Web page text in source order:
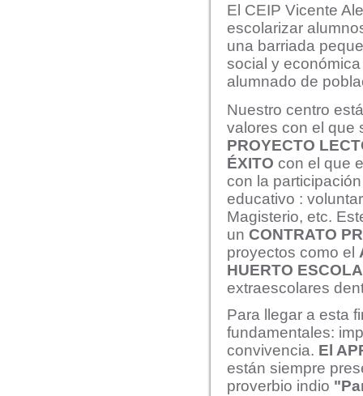
El CEIP Vicente
escolarizar
una barriada
social y
alumnado de
Nuestro centro
valores con el que
PROYECTO
ÉXITO con el que
con la
educativo :
Magisterio, etc.
un CONTRATO
proyectos como el
HUERTO
extraescolares
Para llegar a esta
fundamentales:
convivencia. El
están siempre
proverbio indio